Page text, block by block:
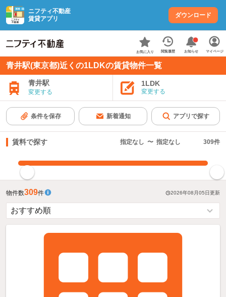
ニフティ不動産
賃貸アプリ
ダウンロード
お気に入り 閲覧履歴 お知らせ マイページ
青井駅(東京都)近くの1LDKの賃貸物件一覧
青井駅
変更する
1LDK
変更する
条件を保存 新着通知 アプリで探す
賃料で探す 指定なし 〜 指定なし 309件
物件数309件 2026年08月05日更新